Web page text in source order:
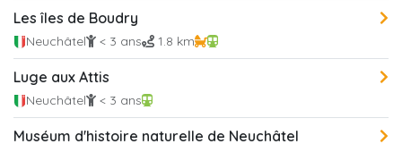
Les îles de Boudry
Neuchâtel < 3 ans 1.8 km
Luge aux Attis
Neuchâtel < 3 ans
Muséum d'histoire naturelle de Neuchâtel